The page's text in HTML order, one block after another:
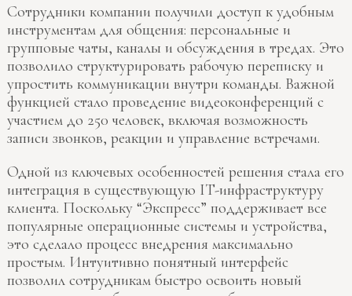
Сотрудники компании получили доступ к удобным
инструментам для общения: персональные и
групповые чаты, каналы и обсуждения в тредах. Это
позволило структурировать рабочую переписку и
упростить коммуникации внутри команды. Важной
функцией стало проведение видеоконференций с
участием до 250 человек, включая возможность
записи звонков, реакции и управление встречами.
Одной из ключевых особенностей решения стала его
интеграция в существующую IT-инфраструктуру
клиента. Поскольку “Экспресс” поддерживает все
популярные операционные системы и устройства,
это сделало процесс внедрения максимально
простым. Интуитивно понятный интерфейс
позволил сотрудникам быстро освоить новый